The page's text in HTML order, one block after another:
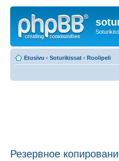
Etusivu ‹ Soturikissat ‹ Roolipeli
Резервное